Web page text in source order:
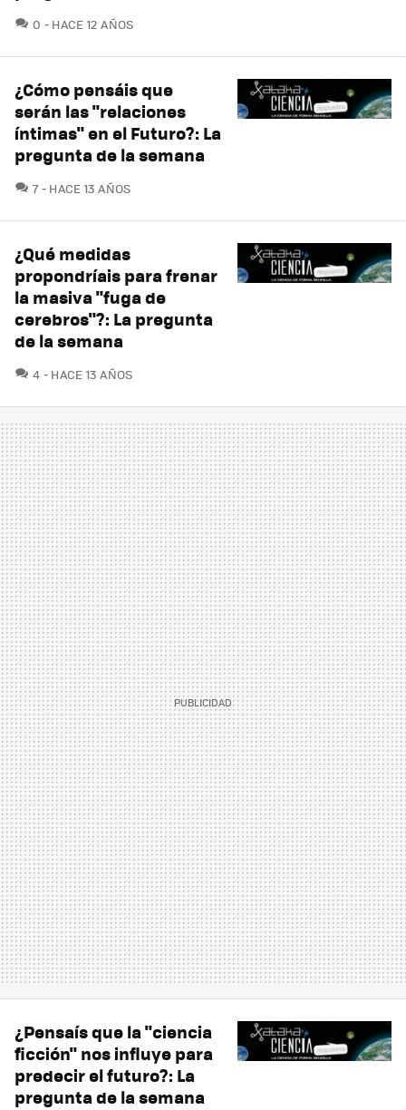
0 COMENTARIOS
HACE 12 AÑOS
¿Cómo pensáis que
serán las "relaciones
íntimas" en el Futuro?: La
pregunta de la semana
7COMENTARIOS
HACE 13 AÑOS
¿Qué medidas
propondríais para frenar
la masiva "fuga de
cerebros"?: La pregunta
de la semana
4 COMENTARIOS
HACE 13 AÑOS
¿Pensaís que la "ciencia
ficción" nos influye para
predecir el futuro?: La
pregunta de la semana